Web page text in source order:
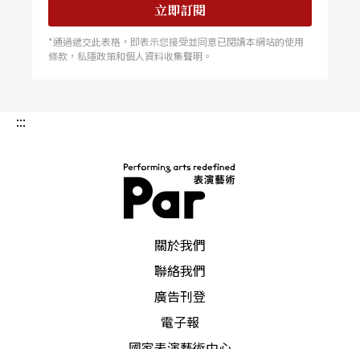
立即訂閱
*通過遞交此表格，即表示您接受並同意已閱讀本網站的使用
條款，私隱政策和個人資料收集聲明。
:::
關於我們
聯絡我們
廣告刊登
電子報